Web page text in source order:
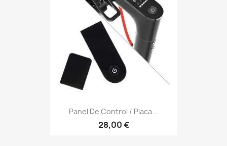
Panel De Control / Placa...
28,00 €